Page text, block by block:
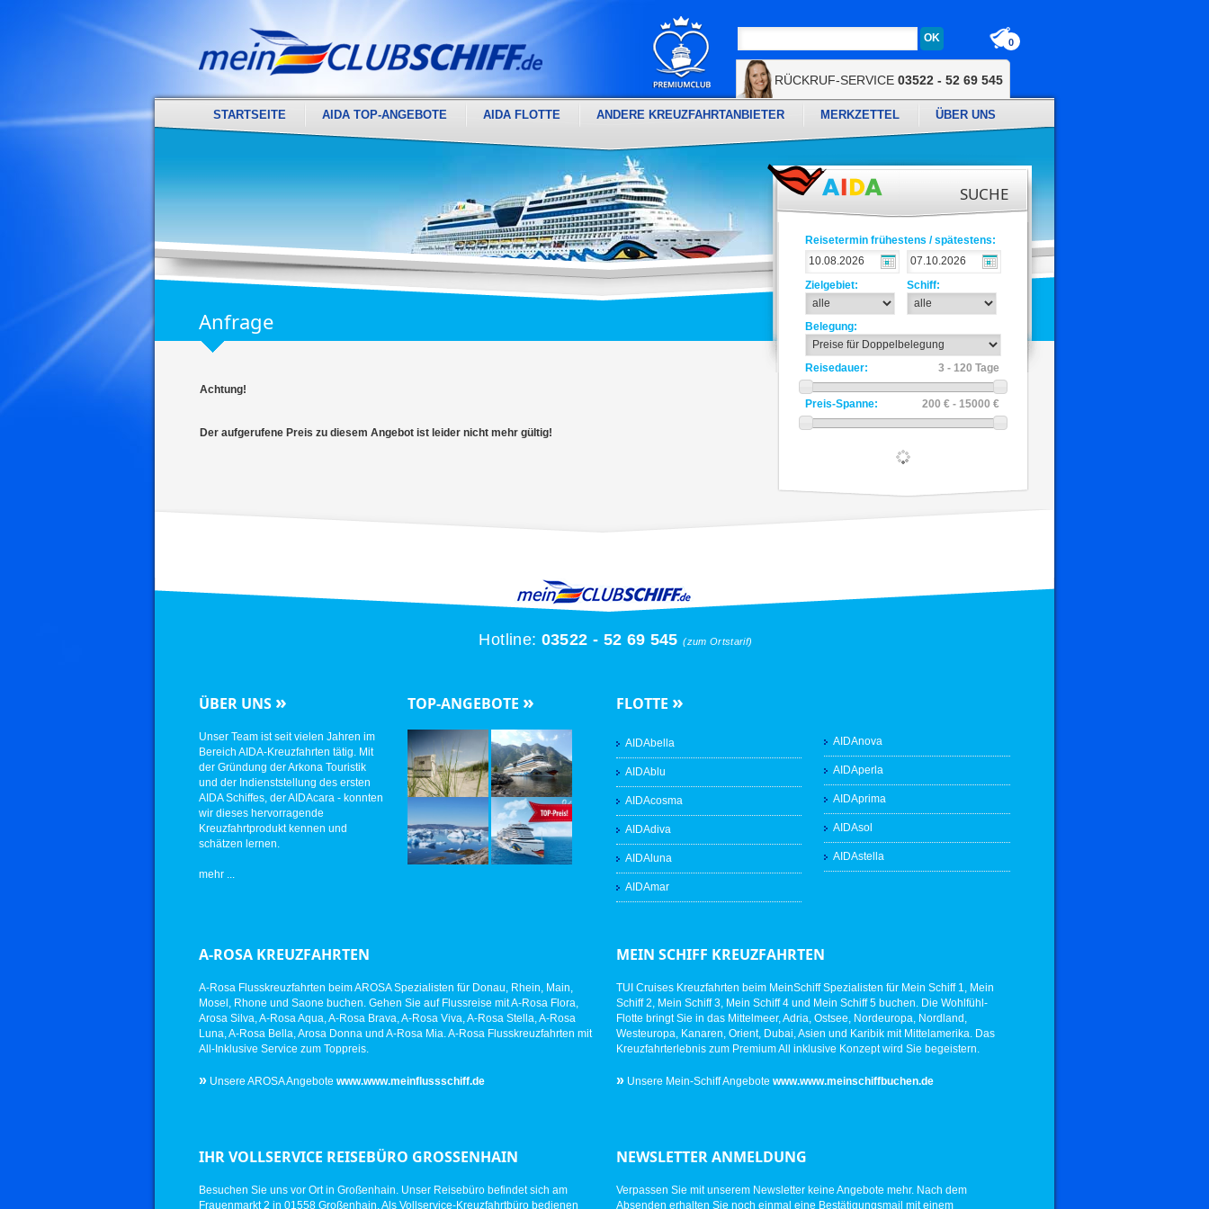
0
RÜCKRUF-SERVICE 03522 - 52 69 545
STARTSEITE AIDA TOP-ANGEBOTE AIDA FLOTTE ANDERE KREUZFAHRTANBIETER MERKZETTEL ÜBER UNS
SUCHE
Reisetermin frühestens / spätestens:
Zielgebiet: Schiff:
Belegung:
Reisedauer: 3 - 120 Tage
Preis-Spanne: 200 € - 15000 €
Anfrage
Achtung!
Der aufgerufene Preis zu diesem Angebot ist leider nicht mehr gültig!
Hotline: 03522 - 52 69 545 (zum Ortstarif)
ÜBER UNS »
Unser Team ist seit vielen Jahren im
Bereich AIDA-Kreuzfahrten tätig. Mit
der Gründung der Arkona Touristik
und der Indienststellung des ersten
AIDA Schiffes, der AIDAcara - konnten
wir dieses hervorragende
Kreuzfahrtprodukt kennen und
schätzen lernen.
mehr ...
TOP-ANGEBOTE » FLOTTE »
AIDAbella
AIDAblu
AIDAcosma
AIDAdiva
AIDAluna
AIDAmar
AIDAnova
AIDAperla
AIDAprima
AIDAsol
AIDAstella
A-ROSA KREUZFAHRTEN
A-Rosa Flusskreuzfahrten beim AROSA Spezialisten für Donau, Rhein, Main,
Mosel, Rhone und Saone buchen. Gehen Sie auf Flussreise mit A-Rosa Flora,
Arosa Silva, A-Rosa Aqua, A-Rosa Brava, A-Rosa Viva, A-Rosa Stella, A-Rosa
Luna, A-Rosa Bella, Arosa Donna und A-Rosa Mia. A-Rosa Flusskreuzfahrten mit
All-Inklusive Service zum Toppreis.
» Unsere AROSA Angebote www.www.meinflussschiff.de
MEIN SCHIFF KREUZFAHRTEN
TUI Cruises Kreuzfahrten beim MeinSchiff Spezialisten für Mein Schiff 1, Mein
Schiff 2, Mein Schiff 3, Mein Schiff 4 und Mein Schiff 5 buchen. Die Wohlfühl-
Flotte bringt Sie in das Mittelmeer, Adria, Ostsee, Nordeuropa, Nordland,
Westeuropa, Kanaren, Orient, Dubai, Asien und Karibik mit Mittelamerika. Das
Kreuzfahrterlebnis zum Premium All inklusive Konzept wird Sie begeistern.
»Unsere Mein-Schiff Angebote www.www.meinschiffbuchen.de
IHR VOLLSERVICE REISEBÜRO GROSSENHAIN
Besuchen Sie uns vor Ort in Großenhain. Unser Reisebüro befindet sich am
Frauenmarkt 2 in 01558 Großenhain. Als Vollservice-Kreuzfahrtbüro bedienen
NEWSLETTER ANMELDUNG
Verpassen Sie mit unserem Newsletter keine Angebote mehr. Nach dem
Absenden erhalten Sie noch einmal eine Bestätigungsmail mit einem